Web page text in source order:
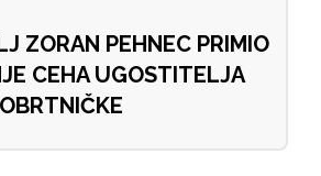
ZORAN PEHNEC PRIMIO
CEHA UGOSTITELJA